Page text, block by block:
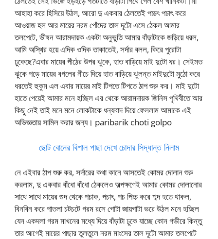
আহাহা করে হিসিয়ে উঠল, আরো দু একবার ঠেলতেই পচ্চৎ পচাৎ করে
আওয়াজ হল আর মায়ের নরম পোঁদের তাল দূটো এসে ঠেকল আমার
তলপেটে, ভীষন আরামদায়ক একটা অনুভুতি আমার বাঁড়াটাকে জড়িয়ে ধরল,
আমি অস্থির হয়ে এদিক ওদিক তাকাতেই, সর্দার বলল, কিরে পুরোটা
ঢুকেছে?এবার মায়ের পীঠের উপর ঝুকে, হাত বাড়িয়ে মাই দুটো ধর। সেইমত
ঝুকে পড়ে মায়ের বগলের নীচে দিয়ে হাত বাড়িয়ে ঝুলন্ত মাইদুটো মুঠো করে
ধরতেই হুকুম এল এবার মায়ের মাই টিপতে টিপতে ঠাপ শুরু কর। মাই দুটো
হাতে পেয়েই আমার মনে হচ্ছিল এর থেকে আরামদায়ক জিনিস পৃথিবীতে আর
কিছু নেই তাই মনে মনে লোকটাকে ধন্যবাদ দিয়ে ফেললাম আমাকে এই
অভিজ্ঞতায় সামিল করার জন্য। paribarik choti golpo
ছোট বোনের বিশাল পাছা দেখে চোদার সিদ্ধান্ত নিলাম
নে এইবার ঠাপ শুরু কর, সর্দারের কথা কানে আসতেই কোমর দোলান শুরু
করলাম, দু একবার বাঁধো বাঁধো ঠেকলেও অল্পক্ষণেই আমার কোমর দোলানোর
সাথে সাথে মায়ের গুদ থেকে পচাক, পচাৎ, পচ পিচ্চ করে শব্দ হতে থাকল,
বিনবিন করে পাতলা চটচটে গরম রসে গোটা জায়গাটা ভরে উঠল মনে হচ্ছিল
যেন একদলা গরম মাখনের মধ্যে দিয়ে বাঁড়াটা ঢুকে যাচ্ছে কোন গভীরে কিন্তু
তার আগেই মায়ের পাছার তুলতুলে নরম মাংসের তাল দূটো আমার তলপেটে